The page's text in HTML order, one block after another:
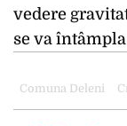
vedere
se va
Comuna Deleni